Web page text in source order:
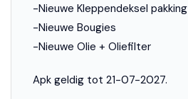
-Nieuwe Kleppendeksel pakking
-Nieuwe Bougies
-Nieuwe Olie + Oliefilter
Apk geldig tot 21-07-2027.